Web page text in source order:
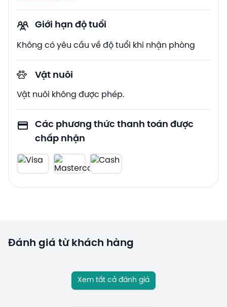
Giới hạn độ tuổi
Không có yêu cầu về độ tuổi khi nhận phòng
Vật nuôi
Vật nuôi không được phép.
Các phương thức thanh toán được
chấp nhận
Đánh giá từ khách hàng
Xem tất cả đánh giá